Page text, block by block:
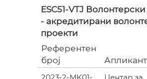
ESC51-VTJ
- акредитирани
проекти
Референтен
број
Апликант